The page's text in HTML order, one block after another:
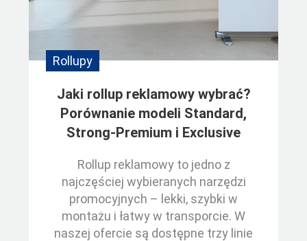
Rollupy
Jaki rollup reklamowy wybrać?
Porównanie modeli Standard,
Strong-Premium i Exclusive
Rollup reklamowy to jedno z
najczęściej wybieranych narzędzi
promocyjnych – lekki, szybki w
montażu i łatwy w transporcie. W
naszej ofercie są dostępne trzy linie